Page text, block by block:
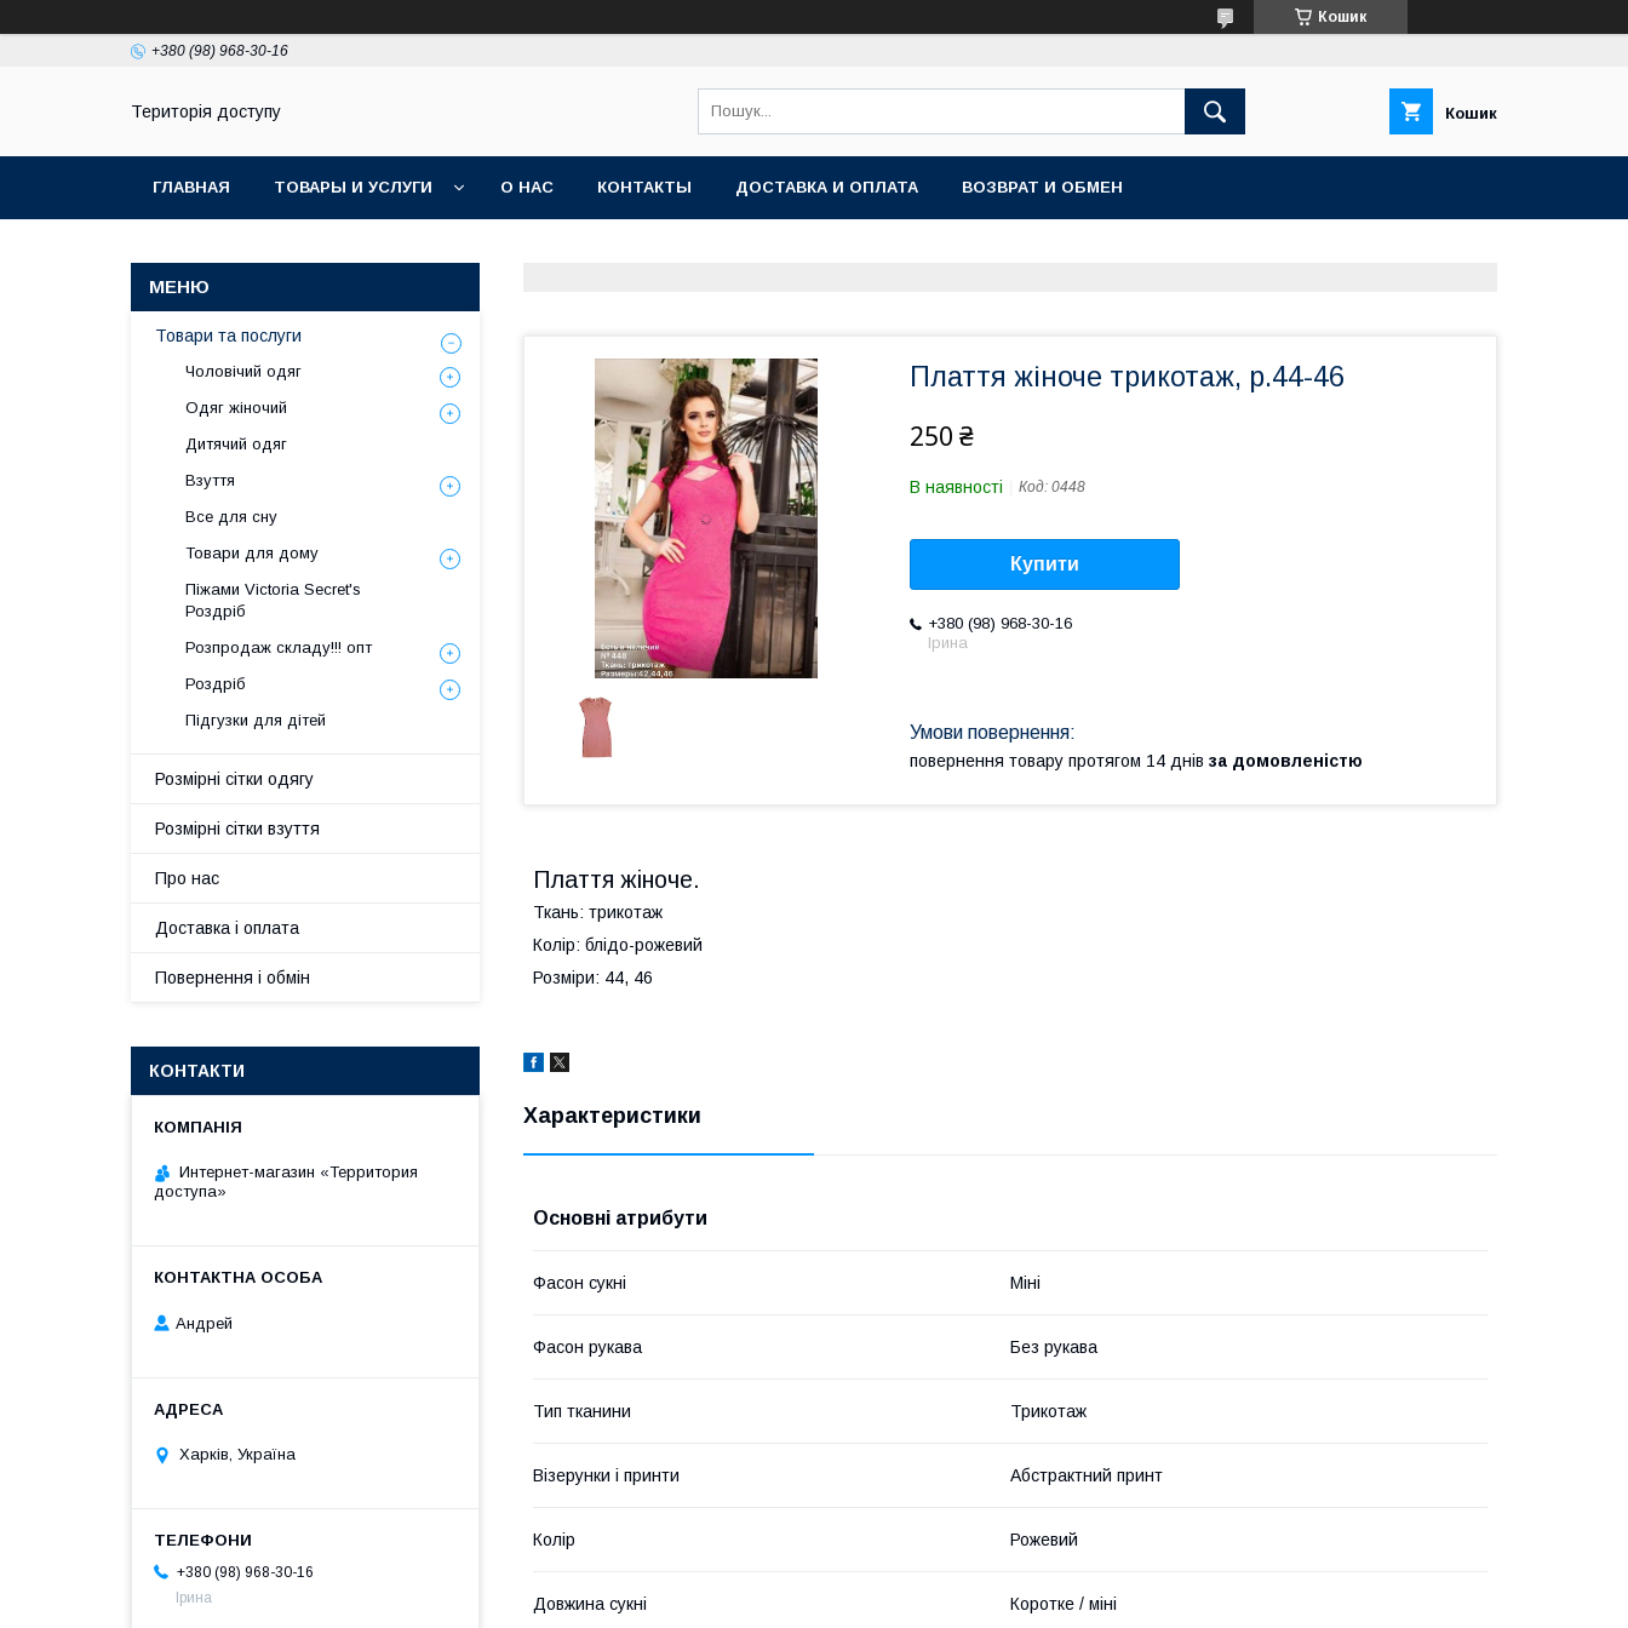
Кошик
+380 (98) 968-30-16
Територія доступу Кошик
ГЛАВНАЯ ТОВАРЫ И УСЛУГИ О НАС КОНТАКТЫ ДОСТАВКА И ОПЛАТА ВОЗВРАТ И ОБМЕН
Плаття жіноче трикотаж, р.44-46
250 ₴
В наявності Код: 0448
Купити
+380 (98) 968-30-16
Ірина
повернення товару протягом 14 днів за домовленістю
Плаття жіноче.
Ткань: трикотаж
Колір: блідо-рожевий
Розміри: 44, 46
Характеристики
Основні атрибути
Фасон сукні Міні
Фасон рукава Без рукава
Тип тканини Трикотаж
Візерунки і принти Абстрактний принт
Колір Рожевий
Довжина сукні Коротке / міні
Товари та послуги
Чоловічий одяг
Одяг жіночий
Дитячий одяг
Взуття
Все для сну
Товари для дому
Піжами Victoria Secret's
Роздріб
Розпродаж складу!!! опт
Роздріб
Підгузки для дітей
Розмірні сітки одягу
Розмірні сітки взуття
Про нас
Доставка і оплата
Повернення і обмін
КОНТАКТИ
Интернет-магазин «Территория
доступа»
Андрей
Харків, Україна
+380 (98) 968-30-16
Ірина